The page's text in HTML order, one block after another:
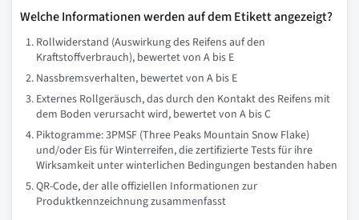
Welche Informationen werden auf dem Etikett angezeigt?
Rollwiderstand (Auswirkung des Reifens auf den
Kraftstoffverbrauch), bewertet von A bis E
Nassbremsverhalten, bewertet von A bis E
Externes Rollgeräusch, das durch den Kontakt des Reifens mit
dem Boden verursacht wird, bewertet von A bis C
Piktogramme: 3PMSF (Three Peaks Mountain Snow Flake)
und/oder Eis für Winterreifen, die zertifizierte Tests für ihre
Wirksamkeit unter winterlichen Bedingungen bestanden haben
QR-Code, der alle offiziellen Informationen zur
Produktkennzeichnung zusammenfasst